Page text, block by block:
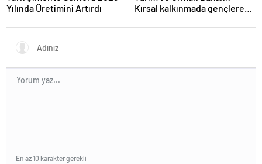
Yılında Üretimini Artırdı
Kırsal kalkınmada gençlere
yapıyoruz
En az 10 karakter gerekli